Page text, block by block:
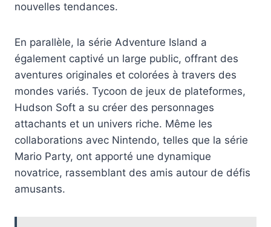
nouvelles tendances.
En parallèle, la série Adventure Island a
également captivé un large public, offrant des
aventures originales et colorées à travers des
mondes variés. Tycoon de jeux de plateformes,
Hudson Soft a su créer des personnages
attachants et un univers riche. Même les
collaborations avec Nintendo, telles que la série
Mario Party, ont apporté une dynamique
novatrice, rassemblant des amis autour de défis
amusants.